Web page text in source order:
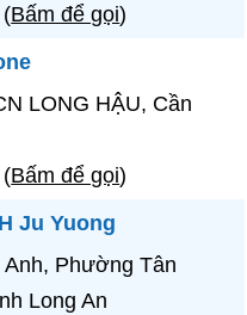
(Bấm để gọi)
LONG HẬU, Cần
(Bấm để gọi)
Ju Yuong
Phường Tân
Long An